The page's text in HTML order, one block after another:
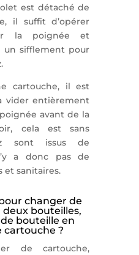
est détaché de
il suffit d’opérer
la poignée et
un sifflement pour
cartouche, il est
vider entièrement
avant de la
cela est sans
sont issus de
a donc pas de
et sanitaires.
changer de
bouteilles,
bouteille en
cartouche ?
de cartouche,